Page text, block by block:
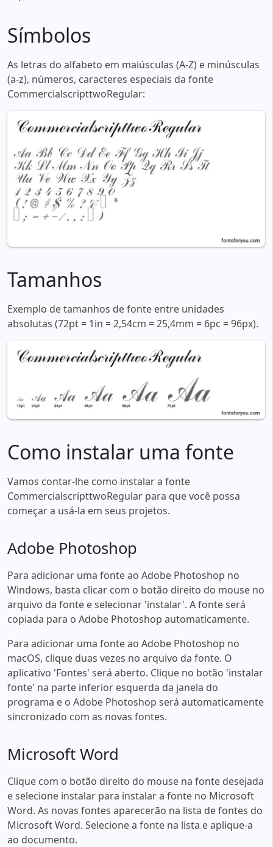
Símbolos
As letras do alfabeto em maiúsculas (A-Z) e minúsculas
(a-z), números, caracteres especiais da fonte
CommercialscripttwoRegular:
Tamanhos
Exemplo de tamanhos de fonte entre unidades
absolutas (72pt = 1in = 2,54cm = 25,4mm = 6pc = 96px).
Como instalar uma fonte
Vamos contar-lhe como instalar a fonte
CommercialscripttwoRegular para que você possa
começar a usá-la em seus projetos.
Adobe Photoshop
Para adicionar uma fonte ao Adobe Photoshop no
Windows, basta clicar com o botão direito do mouse no
arquivo da fonte e selecionar 'instalar'. A fonte será
copiada para o Adobe Photoshop automaticamente.
Para adicionar uma fonte ao Adobe Photoshop no
macOS, clique duas vezes no arquivo da fonte. O
aplicativo 'Fontes' será aberto. Clique no botão 'instalar
fonte' na parte inferior esquerda da janela do
programa e o Adobe Photoshop será automaticamente
sincronizado com as novas fontes.
Microsoft Word
Clique com o botão direito do mouse na fonte desejada
e selecione instalar para instalar a fonte no Microsoft
Word. As novas fontes aparecerão na lista de fontes do
Microsoft Word. Selecione a fonte na lista e aplique-a
ao documento.